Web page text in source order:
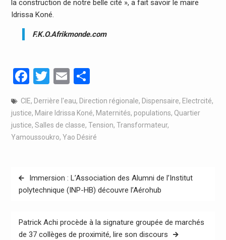
la construction de notre belle cité », a fait savoir le maire
Idrissa Koné.
F.K.O.Afrikmonde.com
Facebook
Twitter
EmailPartager
CIE, Derrière l'eau, Direction régionale, Dispensaire, Electrcité,
justice, Maire Idrissa Koné, Maternités, populations, Quartier
justice, Salles de classe, Tension, Transformateur,
Yamoussoukro, Yao Désiré
Navigation
de
Immersion : L’Association des Alumni de l’Institut
polytechnique (INP-HB) découvre l’Aérohub
Patrick Achi procède à la signature groupée de marchés
de 37 collèges de proximité, lire son discours